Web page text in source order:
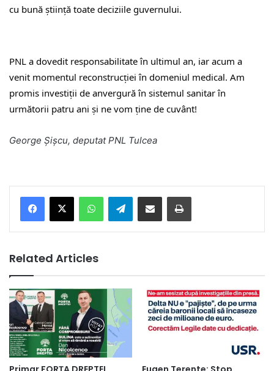
cu bună ştiinţă toate deciziile guvernului.
PNL a dovedit responsabilitate în ultimul an, iar acum a
venit momentul reconstrucţiei în domeniul medical. Am
promis investiţii de anvergură în sistemul sanitar în
următorii patru ani şi ne vom ţine de cuvânt!
George Şişcu, deputat PNL Tulcea
Telegram
Related Articles